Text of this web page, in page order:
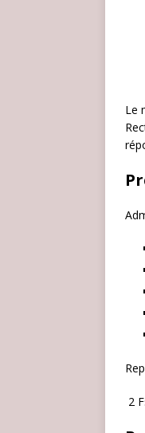
Le
2